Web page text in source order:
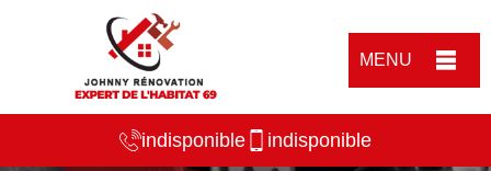
MENU
indisponible indisponible